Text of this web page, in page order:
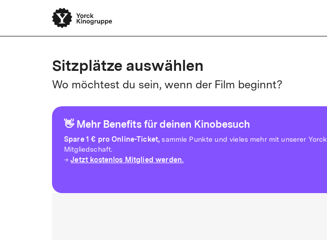
Sitzplätze auswählen
Wo möchtest du sein, wenn der Film beginnt?
👋 Mehr Benefits für deinen Kinobesuch
Spare1 € pro Online-Ticket, sammle Punkte und vieles mehr mit unserer Yorck
Mitgliedschaft.
→Jetzt kostenlos Mitglied werden.